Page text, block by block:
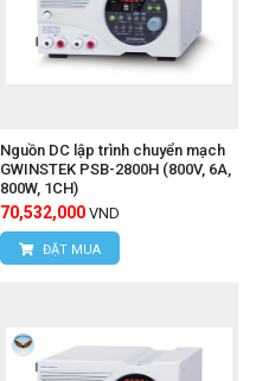
Nguồn DC lập trình chuyển mạch
GWINSTEK PSB-2800H (800V, 6A,
800W, 1CH)
70,532,000 VND
ĐẶT MUA